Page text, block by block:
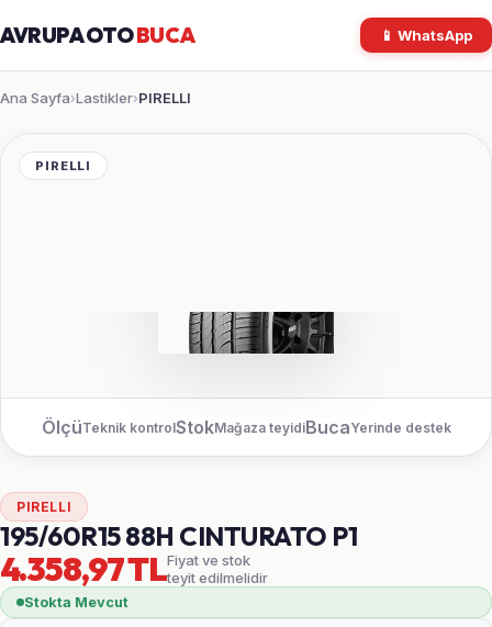
AVRUPA OTOBUCA 📱 WhatsApp
Ana Sayfa›Lastikler›PIRELLI
PIRELLI
ÖlçüTeknik kontrolStokMağaza teyidiBucaYerinde destek
PIRELLI
195/60R15 88H CINTURATO P1
4.358,97 TLFiyat ve stok
teyit edilmelidir
Stokta Mevcut